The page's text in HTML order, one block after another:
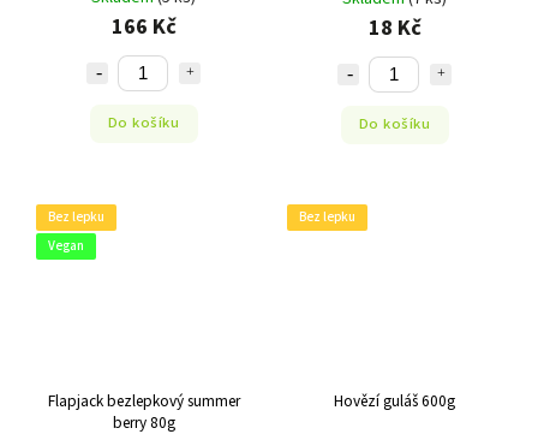
166 Kč
Do košíku
18 Kč
Do košíku
Bez lepku
Vegan
Flapjack bezlepkový summer
berry 80g
Bez lepku
Hovězí guláš 600g